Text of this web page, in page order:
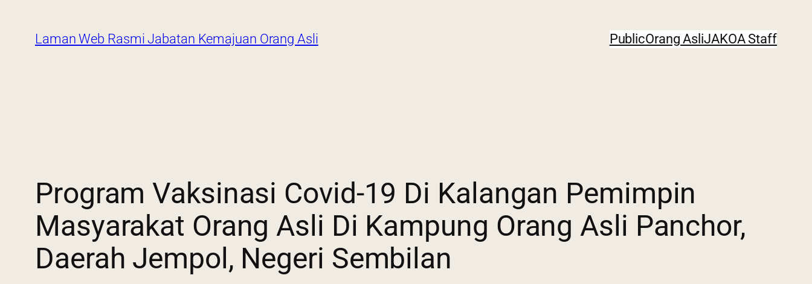
Laman Web Rasmi Jabatan Kemajuan Orang Asli PublicOrang AsliJAKOA Staff
Program Vaksinasi Covid-19 Di Kalangan Pemimpin
Masyarakat Orang Asli Di Kampung Orang Asli Panchor,
Daerah Jempol, Negeri Sembilan